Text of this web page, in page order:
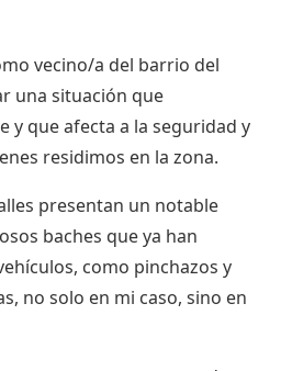
vecino/a del barrio del
una situación que
y que afecta a la seguridad y
residimos en la zona.
presentan un notable
baches que ya han
como pinchazos y
no solo en mi caso, sino en